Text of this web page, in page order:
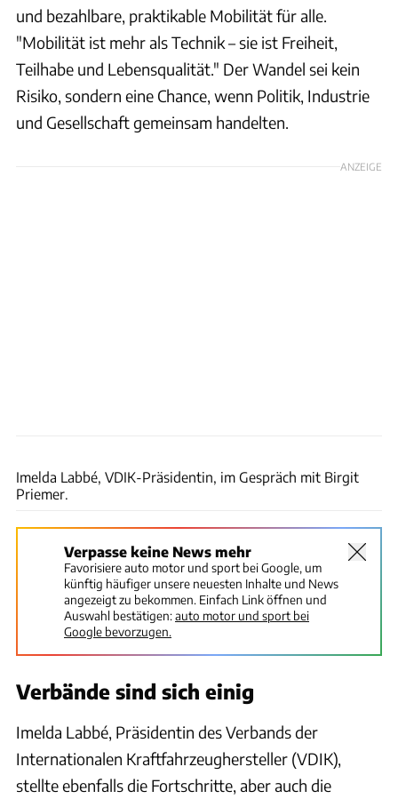
und bezahlbare, praktikable Mobilität für alle.
"Mobilität ist mehr als Technik – sie ist Freiheit,
Teilhabe und Lebensqualität." Der Wandel sei kein
Risiko, sondern eine Chance, wenn Politik, Industrie
und Gesellschaft gemeinsam handelten.
ANZEIGE
Imelda Labbé, VDIK-Präsidentin, im Gespräch mit Birgit
Priemer.
Verpasse keine News mehr
Favorisiere auto motor und sport bei Google, um
künftig häufiger unsere neuesten Inhalte und News
angezeigt zu bekommen. Einfach Link öffnen und
Auswahl bestätigen:auto motor und sport bei
Google bevorzugen.
Verbände sind sich einig
Imelda Labbé, Präsidentin des Verbands der
Internationalen Kraftfahrzeughersteller (VDIK),
stellte ebenfalls die Fortschritte, aber auch die